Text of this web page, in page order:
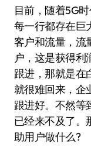
目前，随着5G
每一行都存在巨
客户和流量，流
户，这是获得利
跟进，那就是在
就很难回来，企
跟进好。不然等
已经来不及了。
助用户做什么?